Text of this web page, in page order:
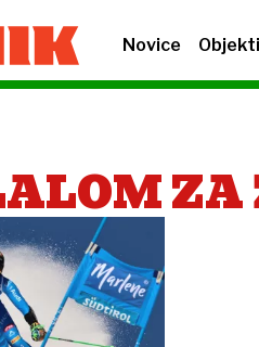
Novice
ZA